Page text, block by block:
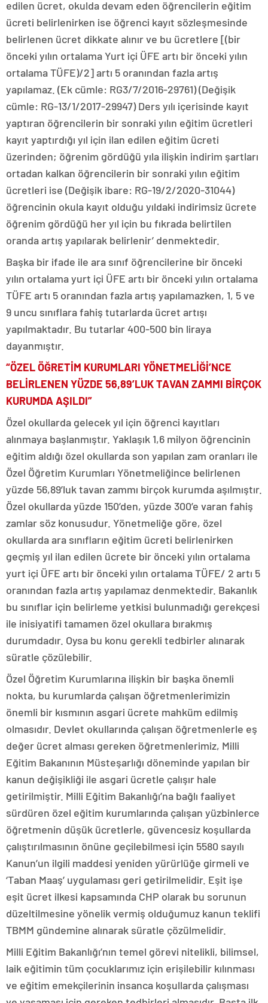
edilen ücret, okulda devam eden öğrencilerin eğitim
ücreti belirlenirken ise öğrenci kayıt sözleşmesinde
belirlenen ücret dikkate alınır ve bu ücretlere [(bir
önceki yılın ortalama Yurt içi ÜFE artı bir önceki yılın
ortalama TÜFE)/2] artı 5 oranından fazla artış
yapılamaz. (Ek cümle: RG3/7/2016-29761) (Değişik
cümle: RG-13/1/2017-29947) Ders yılı içerisinde kayıt
yaptıran öğrencilerin bir sonraki yılın eğitim ücretleri
kayıt yaptırdığı yıl için ilan edilen eğitim ücreti
üzerinden; öğrenim gördüğü yıla ilişkin indirim şartları
ortadan kalkan öğrencilerin bir sonraki yılın eğitim
ücretleri ise (Değişik ibare: RG-19/2/2020-31044)
öğrencinin okula kayıt olduğu yıldaki indirimsiz ücrete
öğrenim gördüğü her yıl için bu fıkrada belirtilen
oranda artış yapılarak belirlenir’ denmektedir.
Başka bir ifade ile ara sınıf öğrencilerine bir önceki
yılın ortalama yurt içi ÜFE artı bir önceki yılın ortalama
TÜFE artı 5 oranından fazla artış yapılamazken, 1, 5 ve
9 uncu sınıflara fahiş tutarlarda ücret artışı
yapılmaktadır. Bu tutarlar 400-500 bin liraya
dayanmıştır.
“ÖZEL ÖĞRETİM KURUMLARI YÖNETMELİĞİ’NCE
BELİRLENEN YÜZDE 56,89’LUK TAVAN ZAMMI BİRÇOK
KURUMDA AŞILDI”
Özel okullarda gelecek yıl için öğrenci kayıtları
alınmaya başlanmıştır. Yaklaşık 1,6 milyon öğrencinin
eğitim aldığı özel okullarda son yapılan zam oranları ile
Özel Öğretim Kurumları Yönetmeliğince belirlenen
yüzde 56,89’luk tavan zammı birçok kurumda aşılmıştır.
Özel okullarda yüzde 150’den, yüzde 300’e varan fahiş
zamlar söz konusudur. Yönetmeliğe göre, özel
okullarda ara sınıfların eğitim ücreti belirlenirken
geçmiş yıl ilan edilen ücrete bir önceki yılın ortalama
yurt içi ÜFE artı bir önceki yılın ortalama TÜFE/ 2 artı 5
oranından fazla artış yapılamaz denmektedir. Bakanlık
bu sınıflar için belirleme yetkisi bulunmadığı gerekçesi
ile inisiyatifi tamamen özel okullara bırakmış
durumdadır. Oysa bu konu gerekli tedbirler alınarak
süratle çözülebilir.
Özel Öğretim Kurumlarına ilişkin bir başka önemli
nokta, bu kurumlarda çalışan öğretmenlerimizin
önemli bir kısmının asgari ücrete mahküm edilmiş
olmasıdır. Devlet okullarında çalışan öğretmenlerle eş
değer ücret alması gereken öğretmenlerimiz, Milli
Eğitim Bakanının Müsteşarlığı döneminde yapılan bir
kanun değişikliği ile asgari ücretle çalışır hale
getirilmiştir. Milli Eğitim Bakanlığı’na bağlı faaliyet
sürdüren özel eğitim kurumlarında çalışan yüzbinlerce
öğretmenin düşük ücretlerle, güvencesiz koşullarda
çalıştırılmasının önüne geçilebilmesi için 5580 sayılı
Kanun’un ilgili maddesi yeniden yürürlüğe girmeli ve
‘Taban Maaş’ uygulaması geri getirilmelidir. Eşit işe
eşit ücret ilkesi kapsamında CHP olarak bu sorunun
düzeltilmesine yönelik vermiş olduğumuz kanun teklifi
TBMM gündemine alınarak süratle çözülmelidir.
Milli Eğitim Bakanlığı’nın temel görevi nitelikli, bilimsel,
laik eğitimin tüm çocuklarımız için erişilebilir kılınması
ve eğitim emekçilerinin insanca koşullarda çalışması